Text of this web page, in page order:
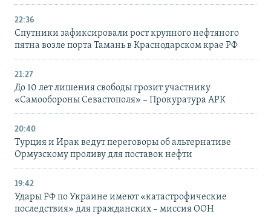
22:36
Спутники зафиксировали рост крупного нефтяного
пятна возле порта Тамань в Краснодарском крае РФ
21:27
До 10 лет лишения свободы грозит участнику
«Самообороны Севастополя» – Прокуратура АРК
20:40
Турция и Ирак ведут переговоры об альтернативе
Ормузскому проливу для поставок нефти
19:42
Удары РФ по Украине имеют «катастрофические
последствия» для гражданских – миссия ООН